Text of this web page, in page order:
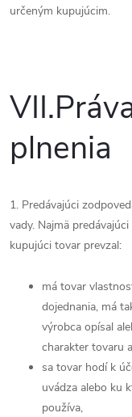
určeným kupujúcim.
VII.
plnenia
1. Predávajúci
vady. Najmä
kupujúci tovar prevzal:
má tovar
dojednania, má
výrobca opísal
charakter tovaru
sa tovar hodí k
uvádza alebo ku
používa,